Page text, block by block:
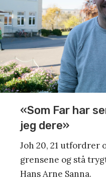
«Som Far har
jeg dere»
Joh 20, 21 utfordrer
grensene og stå
Hans Arne Sanna.